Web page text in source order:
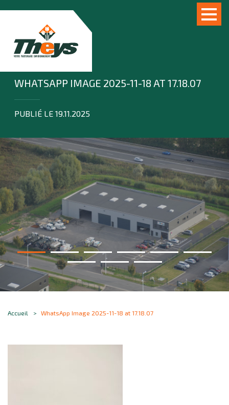
WHATSAPP IMAGE 2025-11-18 AT 17.18.07
PUBLIÉ LE 19.11.2025
Accueil WhatsApp Image 2025-11-18 at 17.18.07